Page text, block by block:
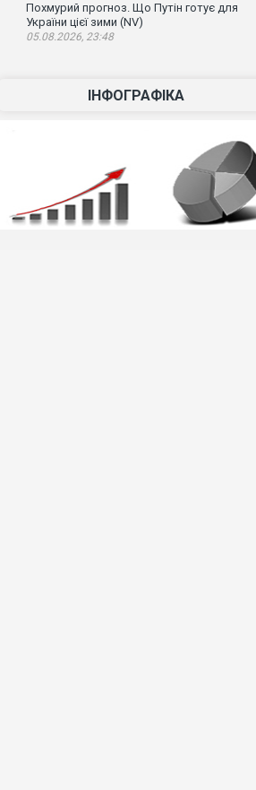
Похмурий прогноз. Що Путін готує для
України цієї зими (NV)
05.08.2026, 23:48
ІНФОГРАФІКА